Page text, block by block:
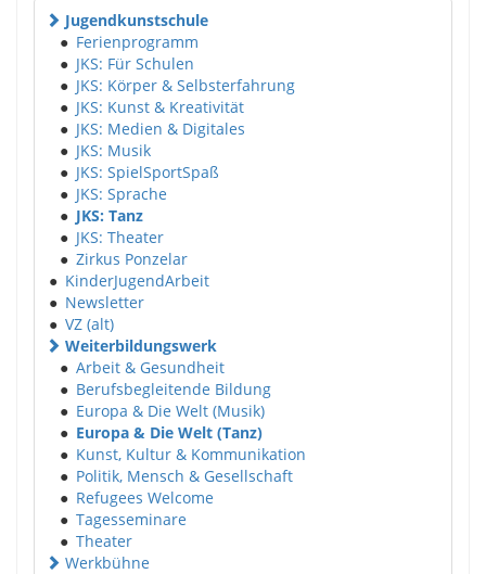
Jugendkunstschule
● Ferienprogramm
● JKS: Für Schulen
● JKS: Körper & Selbsterfahrung
● JKS: Kunst & Kreativität
● JKS: Medien & Digitales
● JKS: Musik
● JKS: SpielSportSpaß
● JKS: Sprache
● JKS: Tanz
● JKS: Theater
● Zirkus Ponzelar
● KinderJugendArbeit
● Newsletter
● VZ (alt)
Weiterbildungswerk
● Arbeit & Gesundheit
● Berufsbegleitende Bildung
● Europa & Die Welt (Musik)
● Europa & Die Welt (Tanz)
● Kunst, Kultur & Kommunikation
● Politik, Mensch & Gesellschaft
● Refugees Welcome
● Tagesseminare
● Theater
Werkbühne